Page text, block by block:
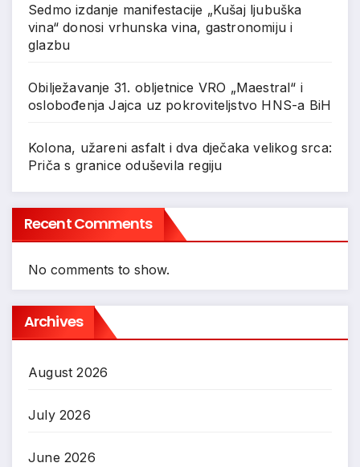
Sedmo izdanje manifestacije „Kušaj ljubuška
vina“ donosi vrhunska vina, gastronomiju i
glazbu
Obilježavanje 31. obljetnice VRO „Maestral“ i
oslobođenja Jajca uz pokroviteljstvo HNS-a BiH
Kolona, užareni asfalt i dva dječaka velikog srca:
Priča s granice oduševila regiju
Recent Comments
No comments to show.
Archives
August 2026
July 2026
June 2026